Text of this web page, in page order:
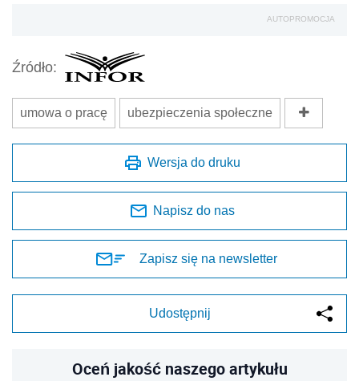
AUTOPROMOCJA
Źródło:
umowa o pracę ubezpieczenia społeczne
Wersja do druku
Napisz do nas
Zapisz się na newsletter
Udostępnij
Oceń jakość naszego artykułu